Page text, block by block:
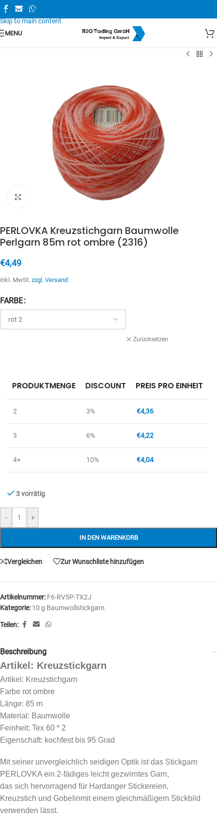
Skip to navigation
Skip to main content
MENU
Zum Vergrößern anklicken
PERLOVKA Kreuzstichgarn Baumwolle
Perlgarn 85m rot ombre (2316)
€4,49
inkl. MwSt. zzgl. Versand
FARBE
Zurücksetzen
PRODUKTMENGE DISCOUNT PREIS PRO EINHEIT
2 3% €4,36
3 6% €4,22
4+ 10% €4,04
3 vorrätig
- +
IN DEN WARENKORB
Vergleichen Zur Wunschliste hinzufügen
Artikelnummer: F6-RV5P-TX2J
Kategorie: 10 g Baumwollstickgarn
Teilen:
Beschreibung
Artikel: Kreuzstickgarn
Artikel: Kreuzstichgarn
Farbe rot ombre
Länge: 85 m
Material: Baumwolle
Feinheit: Tex 60 * 2
Eigenschaft: kochfest bis 95 Grad
Mit seiner unvergleichlich seidigen Optik ist das Stickgarn
PERLOVKA ein 2-fädiges leicht gezwirntes Garn,
das sich hervorragend für Hardanger Stickereien,
Kreuzstich und Gobelinmit einem gleichmäßigem Stickbild
verwenden lässt.